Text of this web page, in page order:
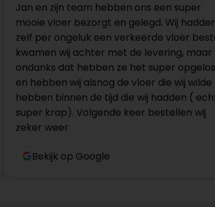
Jan en zijn team hebben ons een super
mooie vloer bezorgt en gelegd. Wij
zelf per ongeluk een verkeerde vloer
kwamen wij achter met de levering, maar
ondanks dat hebben ze het super
en hebben wij alsnog de vloer die wij wilde
hebben binnen de tijd die wij hadden (
super krap). Volgende keer bestellen wij
zeker weer
Bekijk op Google